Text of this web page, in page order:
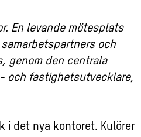
En levande mötesplats
och
genom den centrala
och fastighetsutvecklare,
i det nya kontoret. Kulörer